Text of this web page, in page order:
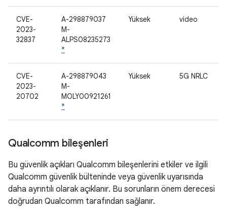
CVE-
2023-
32837
A-298879037
M-
ALPS08235273
*
Yüksek video
CVE-
2023-
20702
A-298879043
M-
MOLY00921261
*
Yüksek 5G NRLC
Qualcomm bileşenleri
Bu güvenlik açıkları Qualcomm bileşenlerini etkiler ve ilgili
Qualcomm güvenlik bülteninde veya güvenlik uyarısında
daha ayrıntılı olarak açıklanır. Bu sorunların önem derecesi
doğrudan Qualcomm tarafından sağlanır.